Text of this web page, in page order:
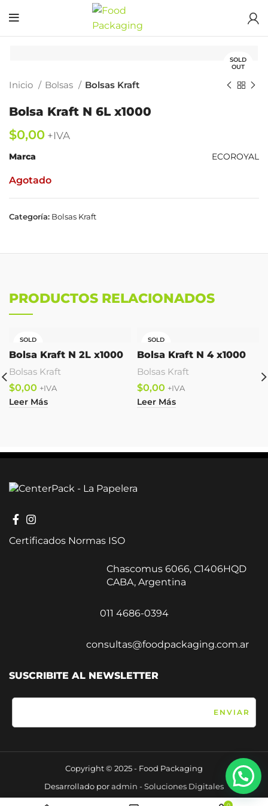
SOLD
OUT
Inicio Bolsas Bolsas Kraft
Bolsa Kraft N 6L x1000
$
Marca ECOROYAL
Agotado
Categoría: Bolsas Kraft
PRODUCTOS RELACIONADOS
SOLD
Bolsa Kraft N 2L x1000
Bolsas Kraft
$
Leer Más
SOLD
Bolsa Kraft N 4 x1000
Bolsas Kraft
$
Leer Más
Certificados Normas ISO
Chascomus 6066, C1406HQD
CABA, Argentina
011 4686-0394
consultas@foodpackaging.com.ar
SUSCRIBITE AL NEWSLETTER
Copyright © 2025 - Food Packaging
Desarrollado poradmin - Soluciones Digitales